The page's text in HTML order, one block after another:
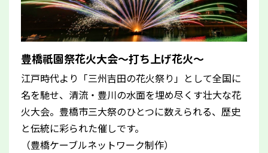
豊橋祇園祭花火大会～打ち上げ花火～
江戸時代より「三州吉田の花火祭り」として全国に
名を馳せ、清流・豊川の水面を埋め尽くす壮大な花
火大会。豊橋市三大祭のひとつに数えられる、歴史
と伝統に彩られた催しです。
（豊橋ケーブルネットワーク制作）